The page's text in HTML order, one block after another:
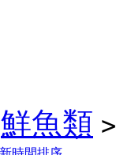
鮮魚類 >